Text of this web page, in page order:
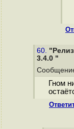
60.
3.4.0 "
Гном